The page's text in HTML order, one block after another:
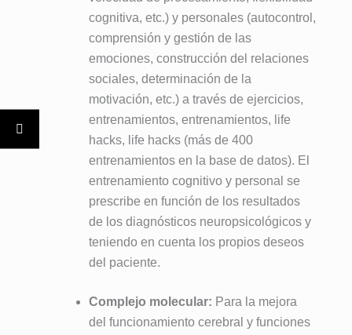
cognitiva, etc.) y personales (autocontrol,
comprensión y gestión de las
emociones, construcción del relaciones
sociales, determinación de la
motivación, etc.) a través de ejercicios,
entrenamientos, entrenamientos, life
hacks, life hacks (más de 400
entrenamientos en la base de datos). El
entrenamiento cognitivo y personal se
prescribe en función de los resultados
de los diagnósticos neuropsicológicos y
teniendo en cuenta los propios deseos
del paciente.
Complejo molecular: Para la mejora
del funcionamiento cerebral y funciones